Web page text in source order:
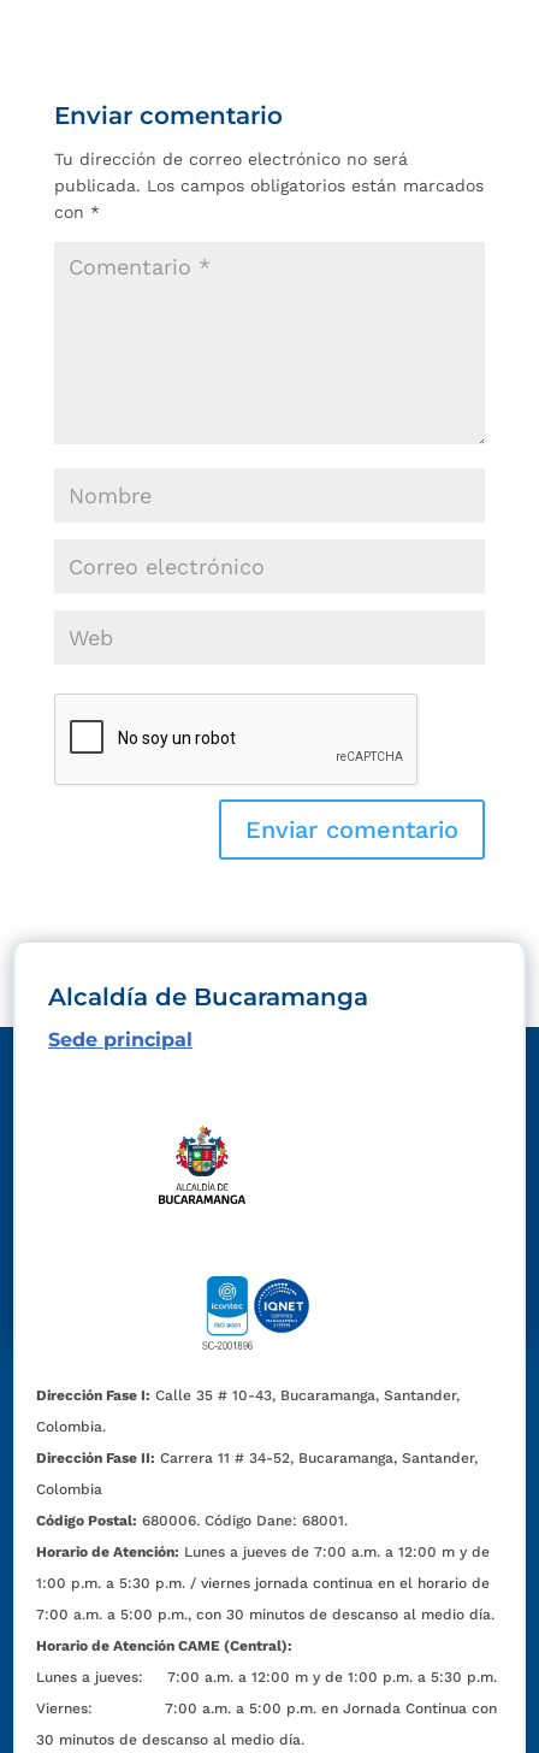
Enviar comentario
Tu dirección de correo electrónico no será
publicada. Los campos obligatorios están marcados
con *
Alcaldía de Bucaramanga
Sede principal
Dirección Fase I: Calle 35 # 10-43, Bucaramanga, Santander,
Colombia.
Dirección Fase II: Carrera 11 # 34-52, Bucaramanga, Santander,
Colombia
Código Postal: 680006. Código Dane: 68001.
Horario de Atención: Lunes a jueves de 7:00 a.m. a 12:00 m y de
1:00 p.m. a 5:30 p.m. / viernes jornada continua en el horario de
7:00 a.m. a 5:00 p.m., con 30 minutos de descanso al medio día.
Horario de Atención CAME (Central):
Lunes a jueves: 7:00 a.m. a 12:00 m y de 1:00 p.m. a 5:30 p.m.
Viernes: 7:00 a.m. a 5:00 p.m. en Jornada Continua con
30 minutos de descanso al medio día.